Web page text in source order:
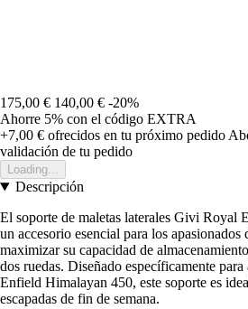
175,00 € 140,00 € -20%
Ahorre 5% con el código EXTRA
+7,00 € ofrecidos en tu próximo pedido
validación de tu pedido
Loading...
Descripción
El soporte de maletas laterales Givi Royal
un accesorio esencial para los apasionados
maximizar su capacidad de
dos ruedas. Diseñado específicamente
Enfield Himalayan 450, este soporte es
escapadas de fin de semana.